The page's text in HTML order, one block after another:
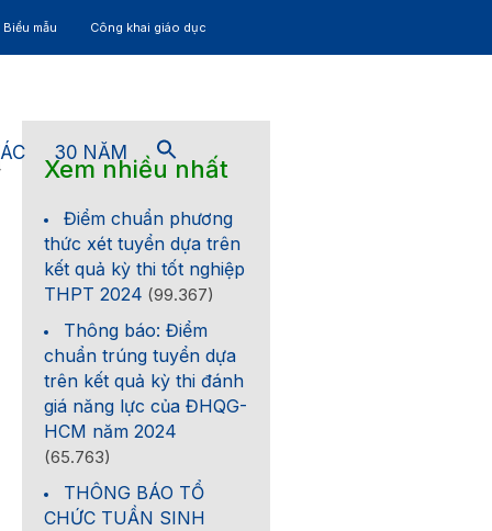
mẫu Công khai giáo dục
30 NĂM
Xem nhiều nhất
Điểm chuẩn phương
thức xét tuyển dựa trên
kết quả kỳ thi tốt nghiệp
THPT 2024 (99.367)
Thông báo: Điểm
chuẩn trúng tuyển dựa
trên kết quả kỳ thi đánh
giá năng lực của ĐHQG-
HCM năm 2024
(65.763)
THÔNG BÁO TỔ
CHỨC TUẦN SINH